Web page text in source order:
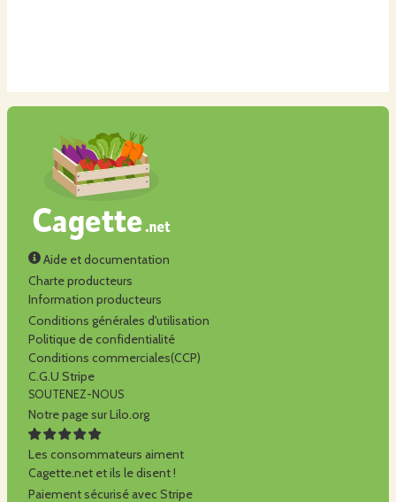
Aide et documentation
Charte producteurs
Information producteurs
Conditions générales d'utilisation
Politique de confidentialité
Conditions commerciales(CCP)
C.G.U Stripe
SOUTENEZ-NOUS
Notre page sur Lilo.org
Les consommateurs aiment
Cagette.net et ils le disent !
Paiement sécurisé avec Stripe